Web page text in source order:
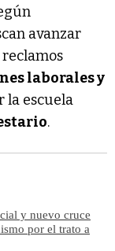
avanzar
laborales y
la escuela
.
y nuevo cruce
por el trato a